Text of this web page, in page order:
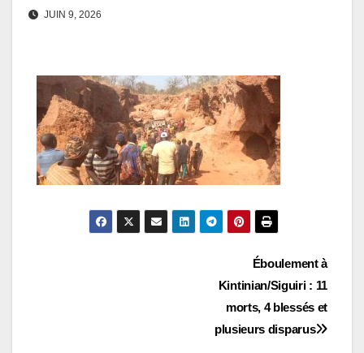
JUIN 9, 2026
Éboulement à
Kintinian/Siguiri : 11
morts, 4 blessés et
plusieurs disparus